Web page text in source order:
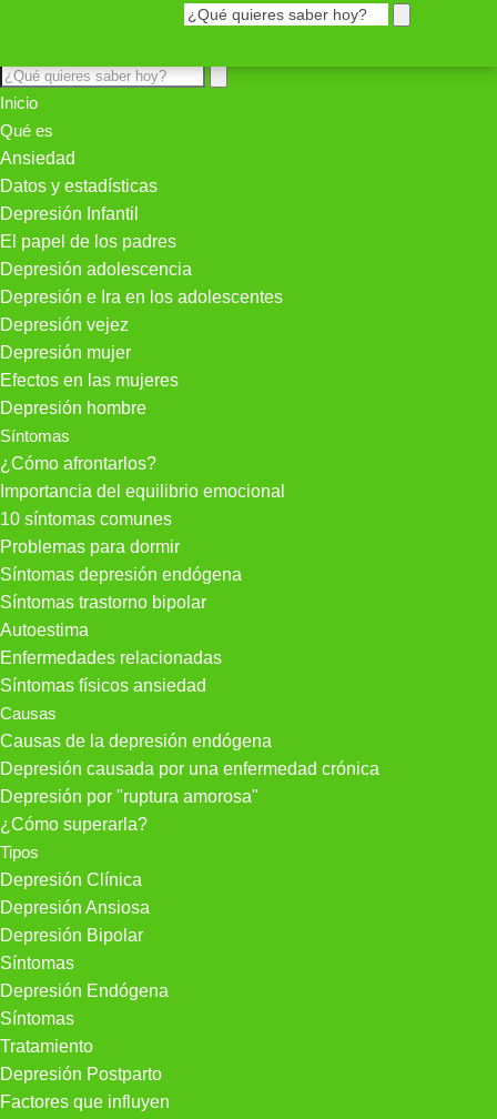
Inicio
Qué es
Ansiedad
Datos y estadísticas
Depresión Infantil
El papel de los padres
Depresión adolescencia
Depresión e Ira en los adolescentes
Depresión vejez
Depresión mujer
Efectos en las mujeres
Depresión hombre
Síntomas
¿Cómo afrontarlos?
Importancia del equilibrio emocional
10 síntomas comunes
Problemas para dormir
Síntomas depresión endógena
Síntomas trastorno bipolar
Autoestima
Enfermedades relacionadas
Síntomas físicos ansiedad
Causas
Causas de la depresión endógena
Depresión causada por una enfermedad crónica
Depresión por "ruptura amorosa"
¿Cómo superarla?
Tipos
Depresión Clínica
Depresión Ansiosa
Depresión Bipolar
Síntomas
Depresión Endógena
Síntomas
Tratamiento
Depresión Postparto
Factores que influyen